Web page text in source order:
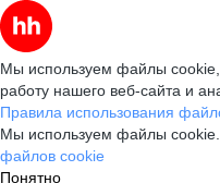
Мы используем файлы cookie,
работу нашего веб-сайта и
Правила использования
Мы используем файлы cookie.
файлов cookie
Понятно